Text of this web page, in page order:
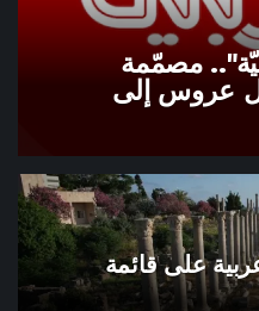
مصمّمة
عروس إلى
3 مواقع عربية على قائمة